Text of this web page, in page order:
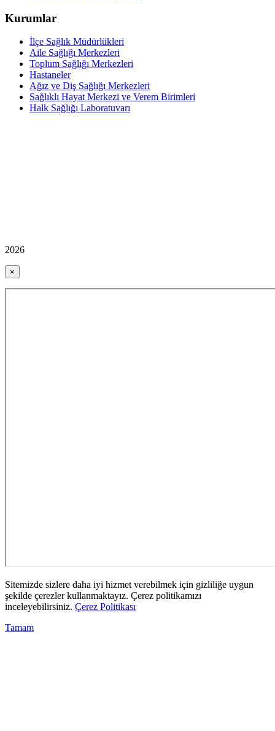
Kurumlar
İlçe Sağlık Müdürlükleri
Aile Sağlığı Merkezleri
Toplum Sağlığı Merkezleri
Hastaneler
Ağız ve Diş Sağlığı Merkezleri
Sağlıklı Hayat Merkezi ve Verem Birimleri
Halk Sağlığı Laboratuvarı
2026
×
Sitemizde sizlere daha iyi hizmet verebilmek için gizliliğe uygun
şekilde çerezler kullanmaktayız. Çerez politikamızı
inceleyebilirsiniz. Çerez Politikası
Tamam